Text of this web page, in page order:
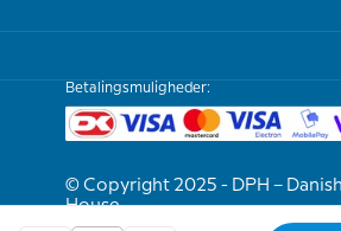
Betalingsmuligheder:
© Copyright 2025 - DPH –
House